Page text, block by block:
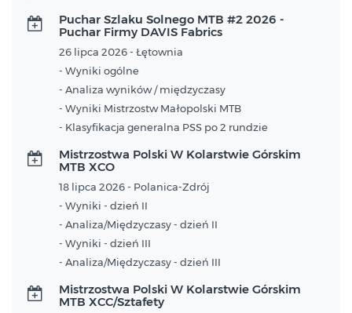
Puchar Szlaku Solnego MTB #2 2026 -
Puchar Firmy DAVIS Fabrics
26 lipca 2026 - Łętownia
- Wyniki ogólne
- Analiza wyników / międzyczasy
- Wyniki Mistrzostw Małopolski MTB
- Klasyfikacja generalna PSS po 2 rundzie
Mistrzostwa Polski W Kolarstwie Górskim
MTB XCO
18 lipca 2026 - Polanica-Zdrój
- Wyniki - dzień II
- Analiza/Międzyczasy - dzień II
- Wyniki - dzień III
- Analiza/Międzyczasy - dzień III
Mistrzostwa Polski W Kolarstwie Górskim
MTB XCC/Sztafety